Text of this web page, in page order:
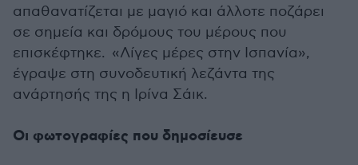
απαθανατίζεται με μαγιό και άλλοτε ποζάρει
σε σημεία και δρόμους του μέρους που
επισκέφτηκε. «Λίγες μέρες στην Ισπανία»,
έγραψε στη συνοδευτική λεζάντα της
ανάρτησής της η Ιρίνα Σάικ.
Οι φωτογραφίες που δημοσίευσε